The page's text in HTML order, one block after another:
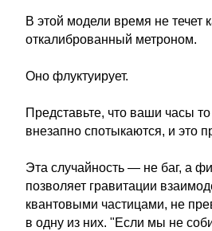
В этой модели время не течет
откалиброванный метроном.
Оно флуктуирует.
Представьте, что ваши часы то
внезапно спотыкаются, и это
Эта случайность — не баг, а
позволяет гравитации
квантовыми частицами, не
в одну из них. "Если мы не